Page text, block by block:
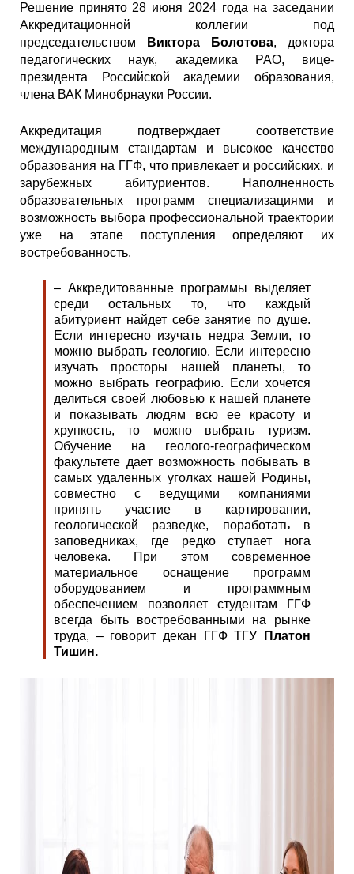
Решение принято 28 июня 2024 года на заседании
Аккредитационной коллегии под
председательством
Виктора Болотова, доктора
педагогических наук, академика РАО, вице-
президента Российской академии образования,
члена ВАК Минобрнауки России.
Аккредитация подтверждает соответствие
международным стандартам и высокое качество
образования на ГГФ, что привлекает и российских, и
зарубежных абитуриентов. Наполненность
образовательных программ специализациями и
возможность выбора профессиональной траектории
уже на этапе поступления определяют их
востребованность.
– Аккредитованные программы выделяет
среди остальных то, что каждый
абитуриент найдет себе занятие по душе.
Если интересно изучать недра Земли, то
можно выбрать геологию. Если интересно
изучать просторы нашей планеты, то
можно выбрать географию. Если хочется
делиться своей любовью к нашей планете
и показывать людям всю ее красоту и
хрупкость, то можно выбрать туризм.
Обучение на геолого-географическом
факультете дает возможность побывать в
самых удаленных уголках нашей Родины,
совместно с ведущими компаниями
принять участие в картировании,
геологической разведке, поработать в
заповедниках, где редко ступает нога
человека. При этом современное
материальное оснащение программ
оборудованием и программным
обеспечением позволяет студентам ГГФ
всегда быть востребованными на рынке
труда, – говорит декан ГГФ ТГУ
Платон
Тишин.